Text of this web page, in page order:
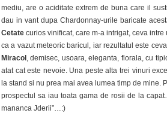
mediu, are o aciditate extrem de buna care il
dau in vant dupa Chardonnay-urile baricate
Cetate curios vinificat, care m-a intrigat, ceva
ca a vazut meteoric baricul, iar rezultatul este
Miracol , demisec, usoara, eleganta, florala, cu
atat cat este nevoie. Una peste alta trei vinuri
la stand si nu prea mai avea lumea timp de mine.
prospectul sa iau toata gama de rosii de la
mananca Jderii”…:)